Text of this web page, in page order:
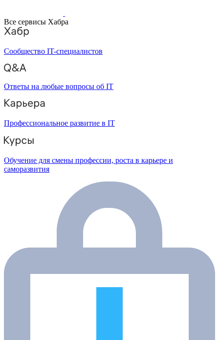
Все сервисы Хабра
Сообщество IT-специалистов
Ответы на любые вопросы об IT
Профессиональное развитие в IT
Обучение для смены профессии, роста в карьере и
саморазвития